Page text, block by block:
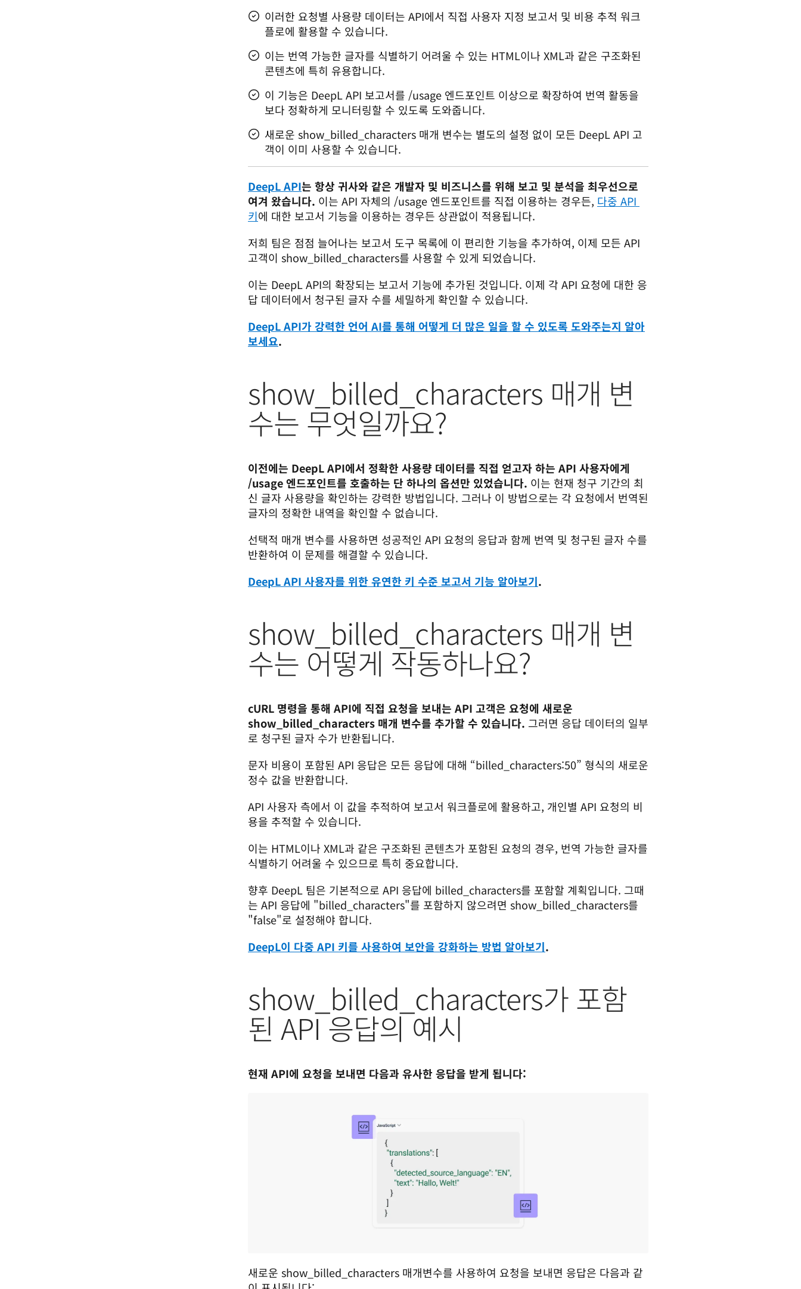
이러한 요청별 사용량 데이터는 API에서 직접 사용자 지정 보고서 및 비용 추적 워크
플로에 활용할 수 있습니다.
이는 번역 가능한 글자를 식별하기 어려울 수 있는 HTML이나 XML과 같은 구조화된
콘텐츠에 특히 유용합니다.
이 기능은 DeepL API 보고서를 /usage 엔드포인트 이상으로 확장하여 번역 활동을
보다 정확하게 모니터링할 수 있도록 도와줍니다.
새로운 show_billed_characters 매개 변수는 별도의 설정 없이 모든 DeepL API 고
객이 이미 사용할 수 있습니다.
DeepL API는 항상 귀사와 같은 개발자 및 비즈니스를 위해 보고 및 분석을 최우선으로
여겨 왔습니다. 이는 API 자체의 /usage 엔드포인트를 직접 이용하는 경우든, 다중 API
키에 대한 보고서 기능을 이용하는 경우든 상관없이 적용됩니다.
저희 팀은 점점 늘어나는 보고서 도구 목록에 이 편리한 기능을 추가하여, 이제 모든 API
고객이 show_billed_characters를 사용할 수 있게 되었습니다.
이는 DeepL API의 확장되는 보고서 기능에 추가된 것입니다. 이제 각 API 요청에 대한 응
답 데이터에서 청구된 글자 수를 세밀하게 확인할 수 있습니다.
DeepL API가 강력한 언어 AI를 통해 어떻게 더 많은 일을 할 수 있도록 도와주는지 알아
보세요.
show_billed_characters 매개 변
수는 무엇일까요?
이전에는 DeepL API에서 정확한 사용량 데이터를 직접 얻고자 하는 API 사용자에게
/usage 엔드포인트를 호출하는 단 하나의 옵션만 있었습니다. 이는 현재 청구 기간의 최
신 글자 사용량을 확인하는 강력한 방법입니다. 그러나 이 방법으로는 각 요청에서 번역된
글자의 정확한 내역을 확인할 수 없습니다.
선택적 매개 변수를 사용하면 성공적인 API 요청의 응답과 함께 번역 및 청구된 글자 수를
반환하여 이 문제를 해결할 수 있습니다.
DeepL API 사용자를 위한 유연한 키 수준 보고서 기능 알아보기.
show_billed_characters 매개 변
수는 어떻게 작동하나요?
cURL 명령을 통해 API에 직접 요청을 보내는 API 고객은 요청에 새로운
show_billed_characters 매개 변수를 추가할 수 있습니다. 그러면 응답 데이터의 일부
로 청구된 글자 수가 반환됩니다.
문자 비용이 포함된 API 응답은 모든 응답에 대해 “billed_characters:50” 형식의 새로운
정수 값을 반환합니다.
API 사용자 측에서 이 값을 추적하여 보고서 워크플로에 활용하고, 개인별 API 요청의 비
용을 추적할 수 있습니다.
이는 HTML이나 XML과 같은 구조화된 콘텐츠가 포함된 요청의 경우, 번역 가능한 글자를
식별하기 어려울 수 있으므로 특히 중요합니다.
향후 DeepL 팀은 기본적으로 API 응답에 billed_characters를 포함할 계획입니다. 그때
는 API 응답에 "billed_characters"를 포함하지 않으려면 show_billed_characters를
"false"로 설정해야 합니다.
DeepL이 다중 API 키를 사용하여 보안을 강화하는 방법 알아보기.
show_billed_characters가 포함
된 API 응답의 예시
현재 API에 요청을 보내면 다음과 유사한 응답을 받게 됩니다:
새로운 show_billed_characters 매개변수를 사용하여 요청을 보내면 응답은 다음과 같